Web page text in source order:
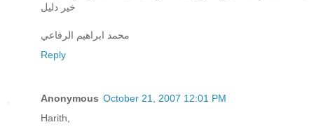
خير دليل
محمد ابراهيم الرفاعي
Reply
Anonymous October 21, 2007 12:01 PM
Harith,